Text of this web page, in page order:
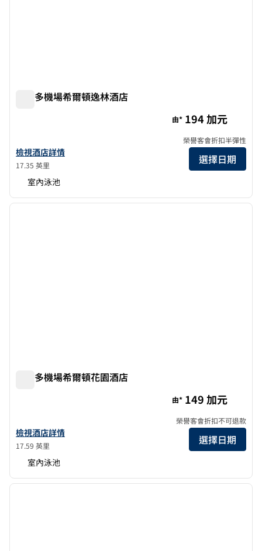
多倫多機場希爾頓逸林酒店
查看多倫多機場希爾頓逸林酒店詳情
檢視酒店詳情
17.35 英里
由* 194 加元
榮譽客會折扣半彈性
選擇日期
室內泳池
1/12
第 1 頁，共 12 頁
上一張圖片 下一
多倫多機場希爾頓花園酒店
查看多倫多機場希爾頓花園酒店詳情
檢視酒店詳情
17.59 英里
由* 149 加元
榮譽客會折扣不可退款
選擇日期
室內泳池
1/11
第 1 頁，共 11 頁
上一張圖片 下一